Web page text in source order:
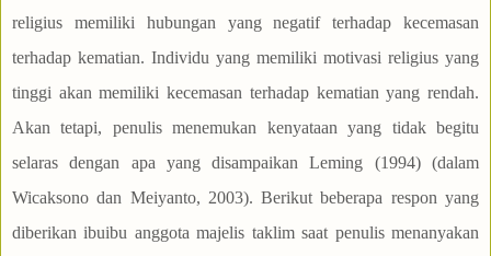
religius memiliki hubungan yang negatif terhadap kecemasan
terhadap kematian. Individu yang memiliki motivasi religius yang
tinggi akan memiliki kecemasan terhadap kematian yang rendah.
Akan tetapi, penulis menemukan kenyataan yang tidak begitu
selaras dengan apa yang disampaikan Leming (1994) (dalam
Wicaksono dan Meiyanto, 2003). Berikut beberapa respon yang
diberikan ibuibu anggota majelis taklim saat penulis menanyakan